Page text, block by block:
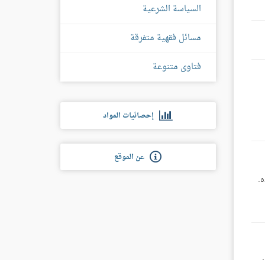
السياسة الشرعية
مسائل فقهية متفرقة
فتاوى متنوعة
إحصائيات المواد
عن الموقع